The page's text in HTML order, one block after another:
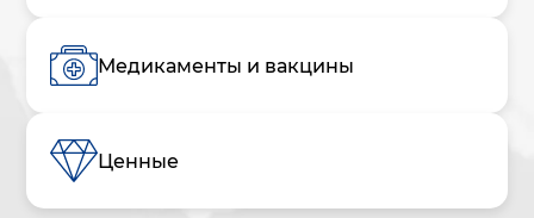
Медикаменты и вакцины
Ценные